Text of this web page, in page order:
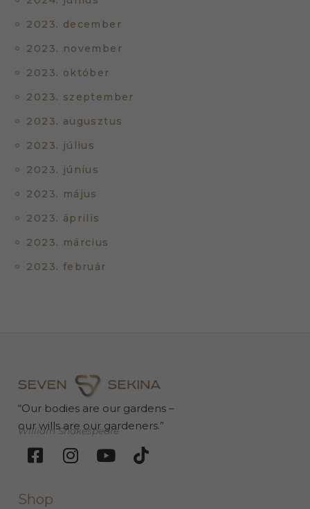
2023. december
2023. november
2023. október
2023. szeptember
2023. augusztus
2023. július
2023. június
2023. május
2023. április
2023. március
2023. február
“Our bodies are our gardens –
our wills are our gardeners.”
William Shakespeare
Shop